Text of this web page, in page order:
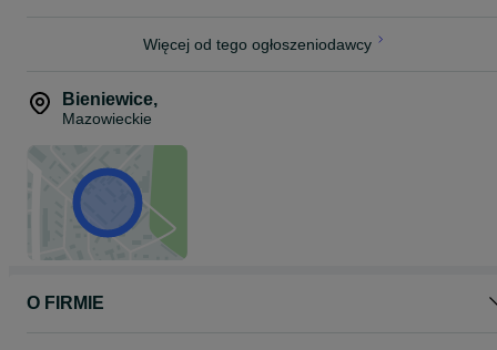
Meble są dostępne od ręki.
Szukasz inne meble, sprawdź pozostałe nasze aukcje.
amadeusgroup.pl
Więcej od tego ogłoszeniodawcy
Bieniewice,
Mazowieckie
O FIRMIE